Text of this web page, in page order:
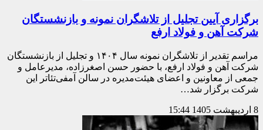
برگزاری آیین تجلیل از تلاشگران نمونه و بازنشستگان
شرکت آهن و فولاد ارفع
مراسم تقدیر از تلاشگران نمونه سال ۱۴۰۴ و تجلیل از بازنشستگان
شرکت آهن و فولاد ارفع، با حضور حسن اصغرزاده، مدیرعامل و
جمعی از معاونین و اعضای هیئت‌مدیره در سالن آمفی‌تئاتر این
شرکت برگزار شد…
8 اردیبهشت 1405 15:44